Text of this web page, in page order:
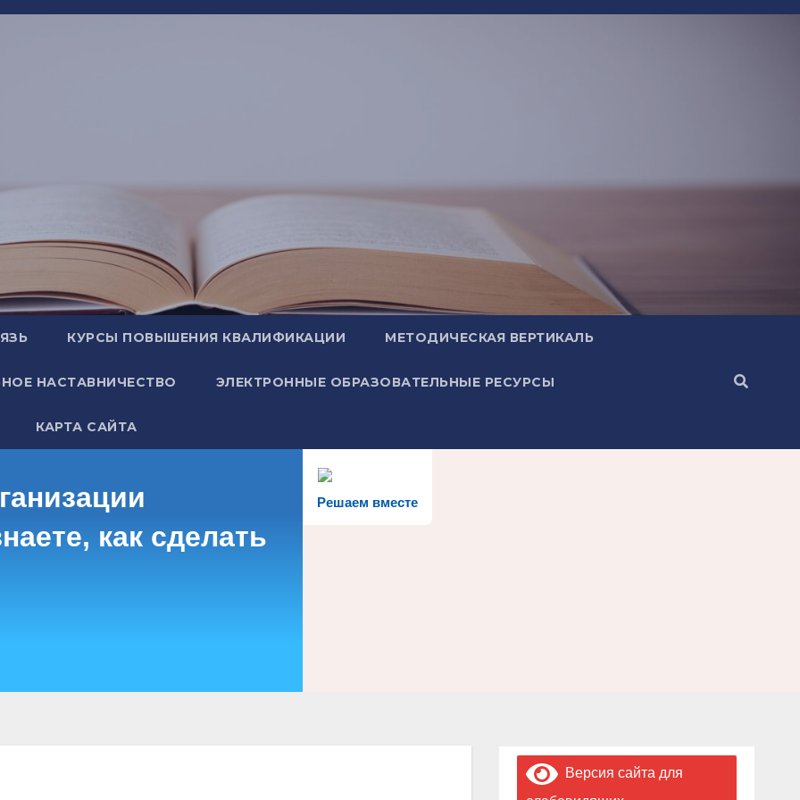
КУРСЫ ПОВЫШЕНИЯ КВАЛИФИКАЦИИ МЕТОДИЧЕСКАЯ ВЕРТИКАЛЬ
НАСТАВНИЧЕСТВО ЭЛЕКТРОННЫЕ ОБРАЗОВАТЕЛЬНЫЕ РЕСУРСЫ
КАРТА САЙТА
Решаем вместе
как сделать
Версия сайта для